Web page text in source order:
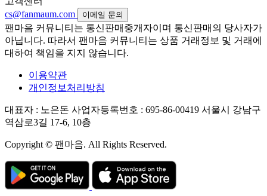
cs@fanmaum.com
이메일 문의
팬마음 커뮤니티는 통신판매중개자이며 통신판매의 당사자가
아닙니다. 따라서 팬마음 커뮤니티는 상품 거래정보 및 거래에
대하여 책임을 지지 않습니다.
이용약관
개인정보처리방침
대표자 : 노은돈 사업자등록번호 : 695-86-00419 서울시 강남구
역삼로3길 17-6, 10층
Copyright © 팬마음. All Rights Reserved.